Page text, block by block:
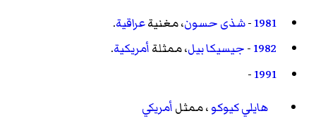
1981
-شذى حسون، مغنيةعراقية.
1982
-جيسيكا بيل، ممثلةأمريكية.
1991
-
هايلي كيوكو، ممثلأمريكي